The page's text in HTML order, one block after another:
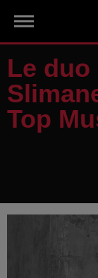
Le duo
Top